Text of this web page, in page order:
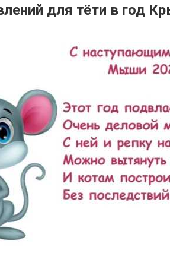
для тёти в год